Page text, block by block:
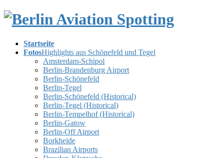
Skip
content
Skip
NavigationStartseite
FotosHighlights aus Schönefeld und Tegel
Amsterdam-Schipol
Berlin-Brandenburg Airport
Berlin-Schönefeld
Berlin-Tegel
Berlin-Schönefeld (Historical)
Berlin-Tegel (Historical)
Berlin-Tempelhof (Historical)
Berlin-Gatow
Berlin-Off Airport
Borkheide
Brazilian Airports